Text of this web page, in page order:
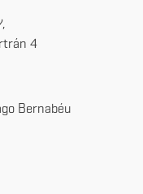
4
Bernabéu